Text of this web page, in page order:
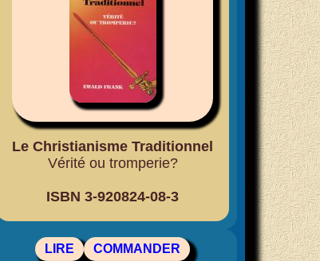
Le Christianisme Traditionnel
Vérité ou tromperie?
ISBN 3-920824-08-3
LIRE COMMANDER